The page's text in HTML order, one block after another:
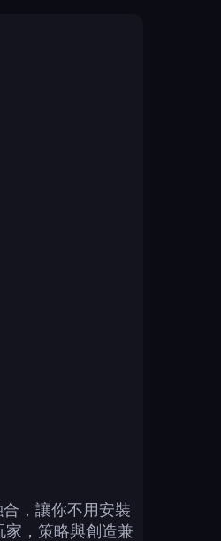
，讓你不用安裝
家，策略與創造兼